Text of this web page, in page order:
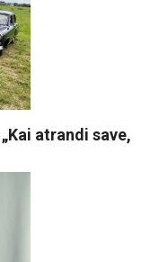
atrandi save,